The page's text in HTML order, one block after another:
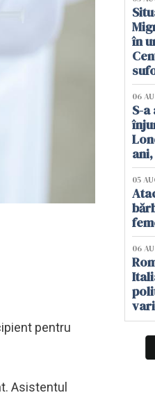
pentru
Asistentul
în
06
S-
05
06